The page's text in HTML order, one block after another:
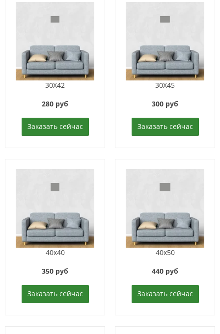
30X42
280 руб
Заказать сейчас
30X45
300 руб
Заказать сейчас
40x40
350 руб
Заказать сейчас
40x50
440 руб
Заказать сейчас